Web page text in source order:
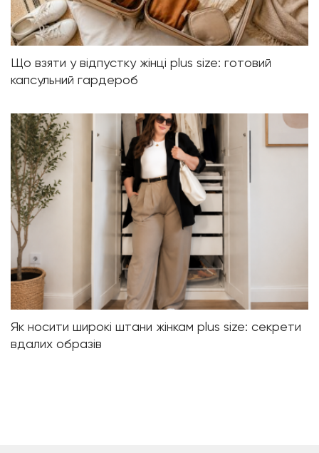
Що взяти у відпустку жінці plus size: готовий
капсульний гардероб
Як носити широкі штани жінкам plus size: секрети
вдалих образів